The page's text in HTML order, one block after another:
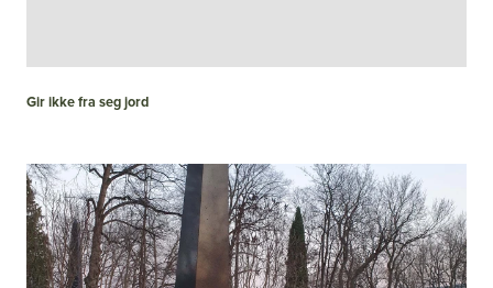
Gir ikke fra seg jord